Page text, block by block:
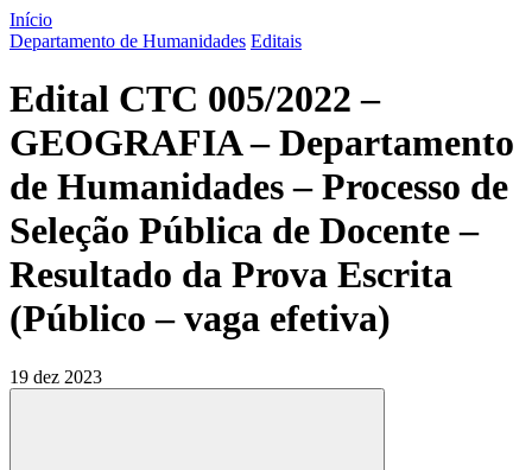
Início
Departamento de Humanidades Editais
Edital CTC 005/2022 –
GEOGRAFIA – Departamento
de Humanidades – Processo de
Seleção Pública de Docente –
Resultado da Prova Escrita
(Público – vaga efetiva)
19 dez 2023